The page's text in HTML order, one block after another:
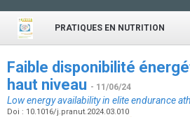
PRATIQUES EN NUTRITION
Faible disponibilité
haut niveau - 11/06/24
Low energy availability in elite endurance
Doi : 10.1016/j.pranut.2024.03.010